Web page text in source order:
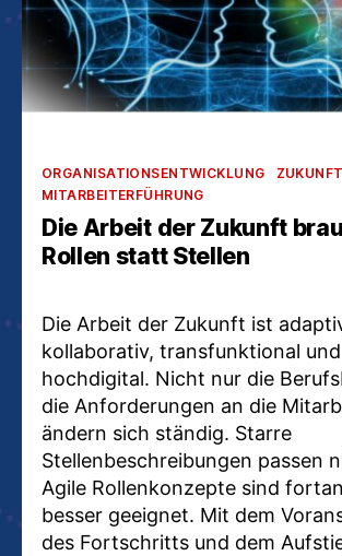
Kategorien
ORGANISATIONSENTWICKLUNG
ZUKUNFT
MITARBEITERFÜHRUNG
Die Arbeit der Zukunft
Rollen statt Stellen
Die Arbeit der Zukunft ist
kollaborativ, transfunktional und
hochdigital. Nicht nur die
die Anforderungen an die
ändern sich ständig. Starre
Stellenbeschreibungen passen
Agile Rollenkonzepte sind
besser geeignet. Mit dem
des Fortschritts und dem